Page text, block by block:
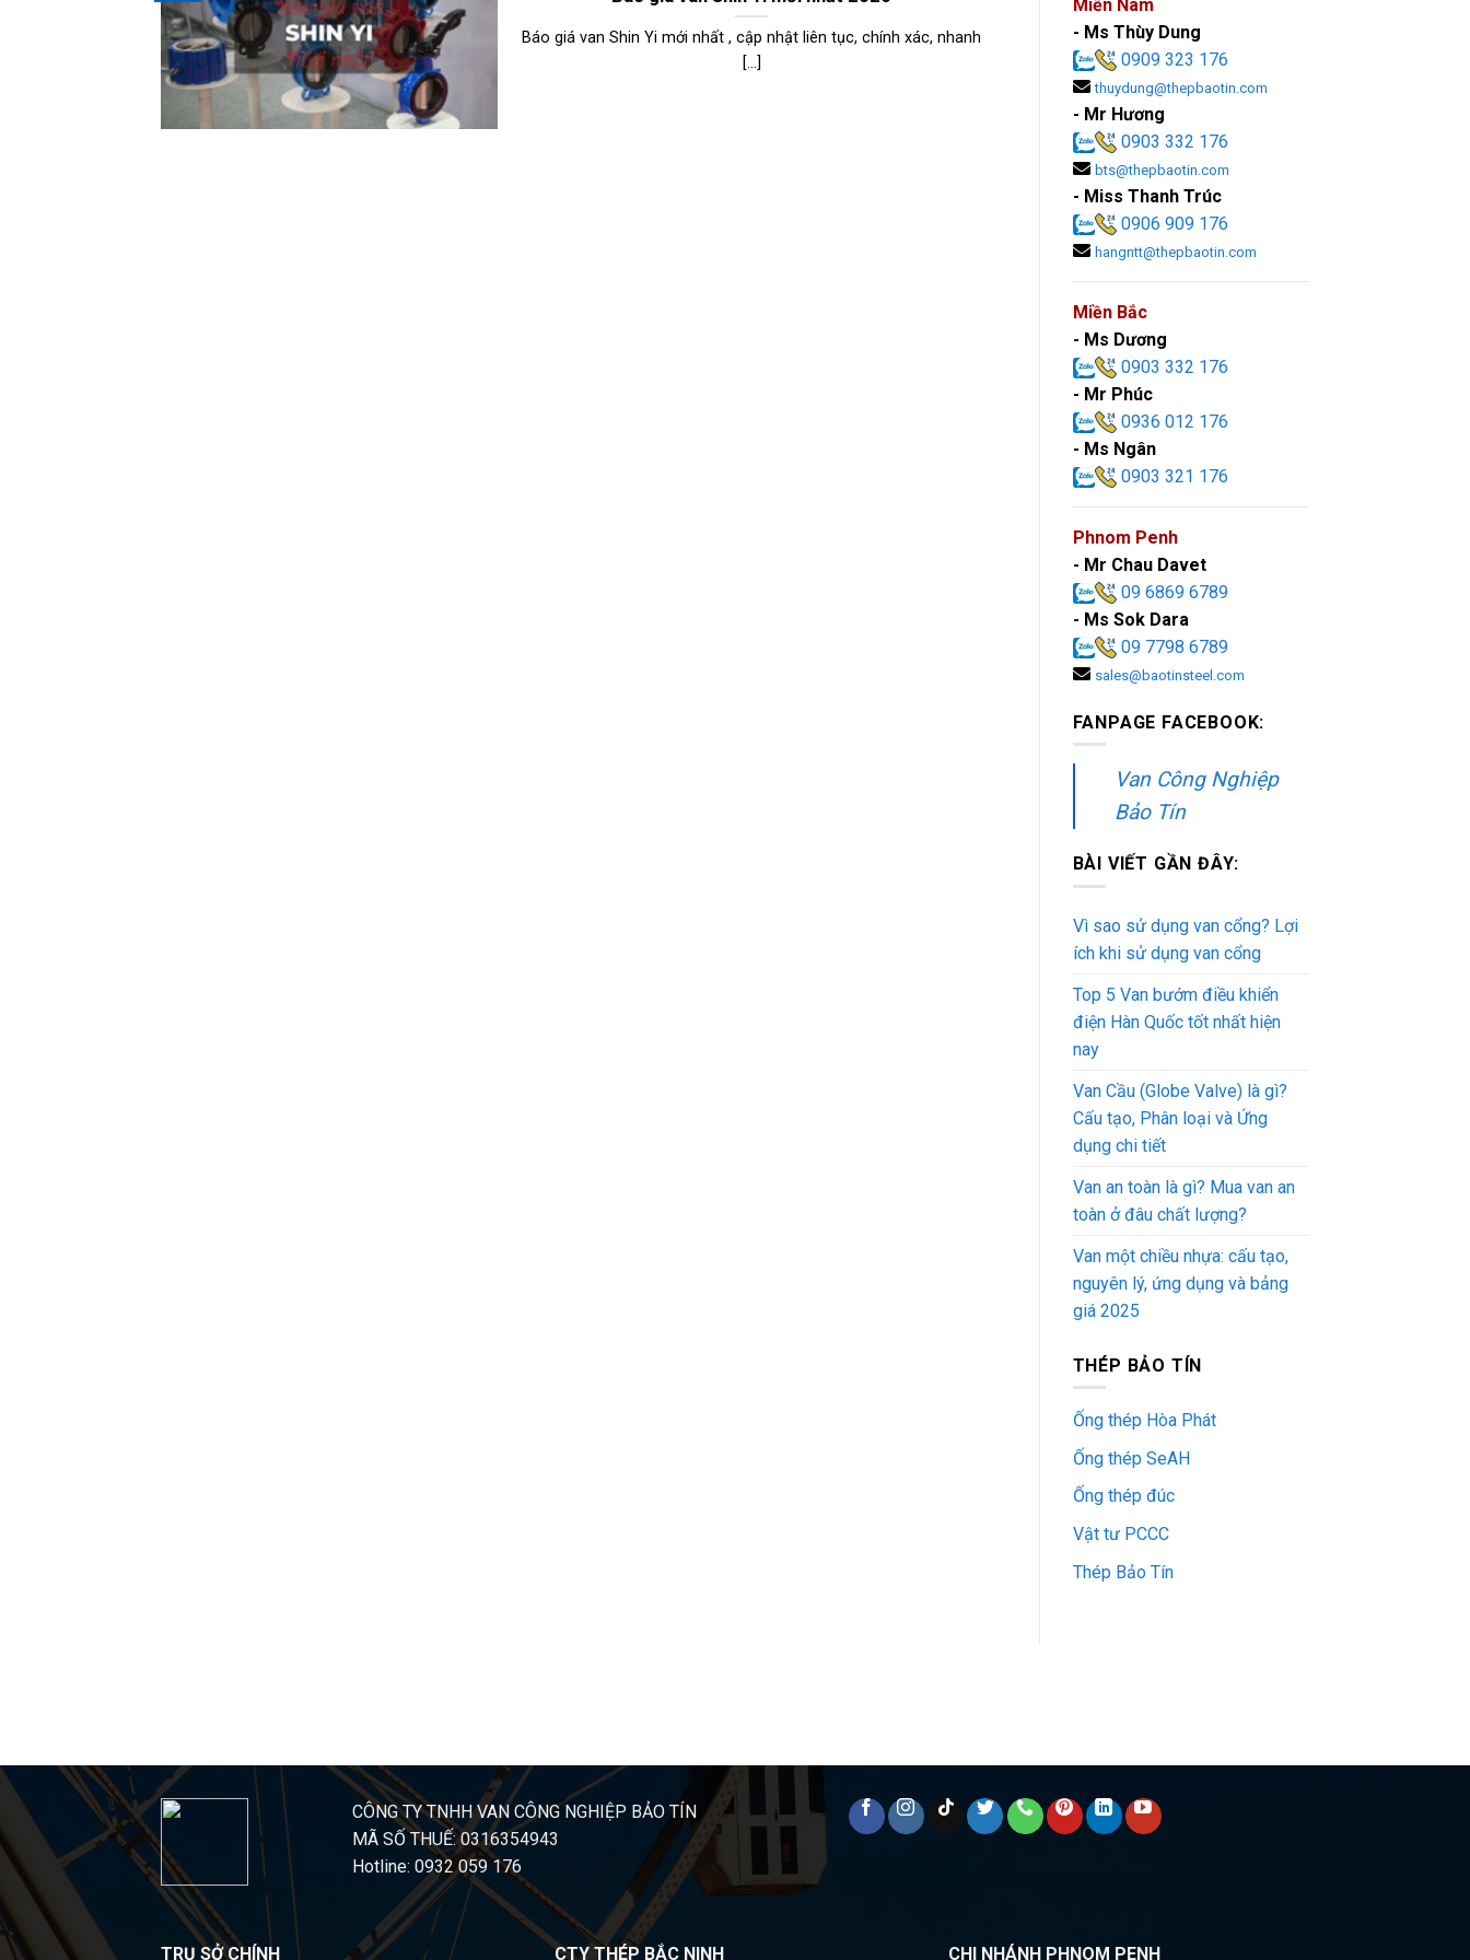
Báo giá van Shin Yi mới nhất , cập nhật liên tục, chính xác, nhanh
[...]
Miền Nam
- Ms Thùy Dung
0909 323 176
thuydung@thepbaotin.com
- Mr Hương
0903 332 176
bts@thepbaotin.com
- Miss Thanh Trúc
0906 909 176
hangntt@thepbaotin.com
Miền Bắc
- Ms Dương
0903 332 176
- Mr Phúc
0936 012 176
- Ms Ngân
0903 321 176
Phnom Penh
- Mr Chau Davet
09 6869 6789
- Ms Sok Dara
09 7798 6789
sales@baotinsteel.com
FANPAGE FACEBOOK:
Van Công Nghiệp
Bảo Tín
BÀI VIẾT GẦN ĐÂY:
Vì sao sử dụng van cổng? Lợi
ích khi sử dụng van cổng
Top 5 Van bướm điều khiển
điện Hàn Quốc tốt nhất hiện
nay
Van Cầu (Globe Valve) là gì?
Cấu tạo, Phân loại và Ứng
dụng chi tiết
Van an toàn là gì? Mua van an
toàn ở đâu chất lượng?
Van một chiều nhựa: cấu tạo,
nguyên lý, ứng dụng và bảng
giá 2025
THÉP BẢO TÍN
Ống thép Hòa Phát
Ống thép SeAH
Ống thép đúc
Vật tư PCCC
Thép Bảo Tín
CÔNG TY TNHH VAN CÔNG NGHIỆP BẢO TÍN
MÃ SỐ THUẾ: 0316354943
Hotline: 0932 059 176
TRỤ SỞ CHÍNH CTY THÉP BẮC NINH CHI NHÁNH PHNOM PENH